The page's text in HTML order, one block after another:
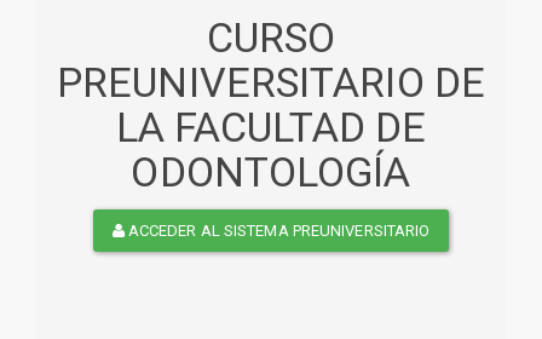
CURSO
PREUNIVERSITARIO DE
LA FACULTAD DE
ODONTOLOGÍA
ACCEDER AL SISTEMA PREUNIVERSITARIO